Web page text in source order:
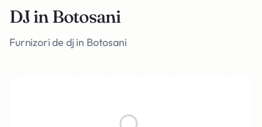
DJ in Botosani
Furnizori de dj in Botosani